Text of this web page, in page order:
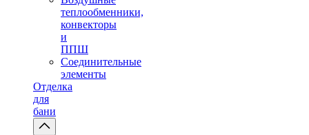
теплообменники,
конвекторы
и
ППШ
Соединительные
элементы
Отделка
для
бани